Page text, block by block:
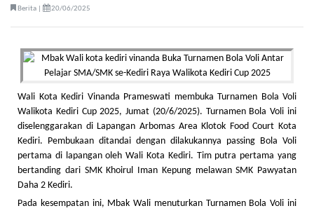
Berita | 20/06/2025
Wali Kota Kediri Vinanda Prameswati membuka Turnamen Bola Voli
Walikota Kediri Cup 2025, Jumat (20/6/2025). Turnamen Bola Voli ini
diselenggarakan di Lapangan Arbomas Area Klotok Food Court Kota
Kediri. Pembukaan ditandai dengan dilakukannya passing Bola Voli
pertama di lapangan oleh Wali Kota Kediri. Tim putra pertama yang
bertanding dari SMK Khoirul Iman Kepung melawan SMK Pawyatan
Daha 2 Kediri.
Pada kesempatan ini, Mbak Wali menuturkan Turnamen Bola Voli ini